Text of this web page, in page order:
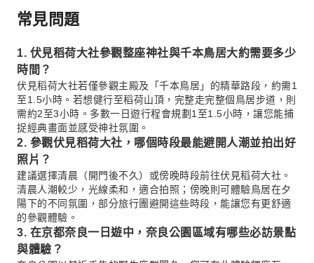
常見問題
1. 伏見稻荷大社參觀整座神社與千本鳥居大約需要多少
時間？
伏見稻荷大社若僅參觀主殿及「千本鳥居」的精華路段，約需1
至1.5小時。若想健行至稻荷山頂，完整走完整個鳥居步道，則
需約2至3小時。多數一日遊行程會規劃1至1.5小時，讓您能捕
捉經典畫面並感受神社氛圍。
2. 參觀伏見稻荷大社，哪個時段最能避開人潮並拍出好
照片？
建議選擇清晨（開門後不久）或傍晚時段前往伏見稻荷大社。
清晨人潮較少，光線柔和，適合拍照；傍晚則可體驗鳥居在夕
陽下的不同氛圍，部分旅行團避開這些時段，能讓您有更舒適
的參觀體驗。
3. 在京都奈良一日遊中，奈良公園區域有哪些必訪景點
與體驗？